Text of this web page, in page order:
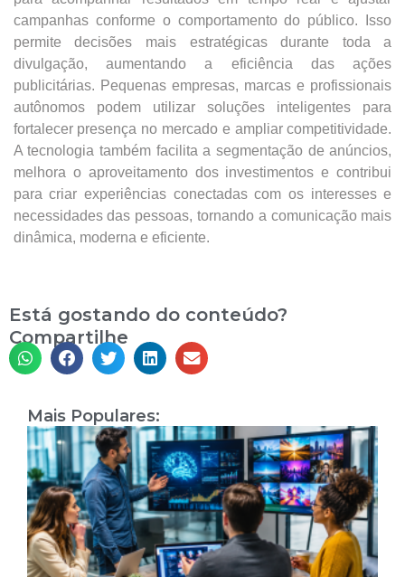
campanhas conforme o comportamento do público. Isso
permite decisões mais estratégicas durante toda a
divulgação, aumentando a eficiência das ações
publicitárias. Pequenas empresas, marcas e profissionais
autônomos podem utilizar soluções inteligentes para
fortalecer presença no mercado e ampliar competitividade.
A tecnologia também facilita a segmentação de anúncios,
melhora o aproveitamento dos investimentos e contribui
para criar experiências conectadas com os interesses e
necessidades das pessoas, tornando a comunicação mais
dinâmica, moderna e eficiente.
Está gostando do conteúdo?
Compartilhe
Mais Populares: